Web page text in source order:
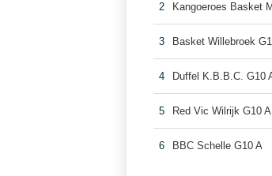
2 Kangoeroes Basket
3 Basket Willebroek
4 Duffel K.B.B.C. G10
5 Red Vic Wilrijk G10 A
6 BBC Schelle G10 A